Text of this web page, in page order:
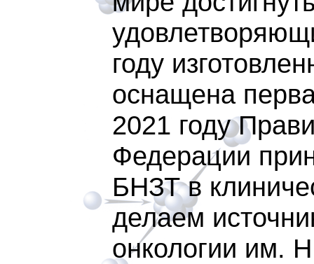
году
оснащена
2021 году
Федерации
БНЗТ в
делаем
онкологии им.